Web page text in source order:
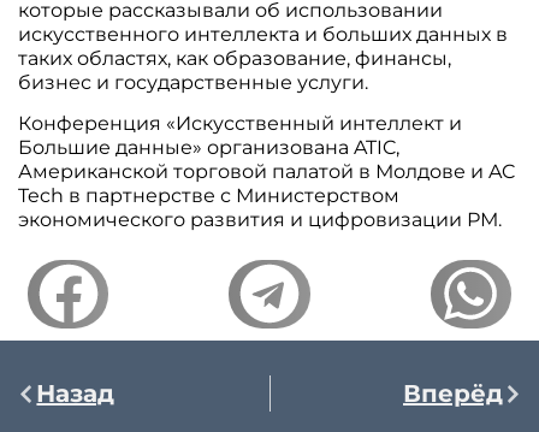
которые рассказывали об использовании
искусственного интеллекта и больших данных в
таких областях, как образование, финансы,
бизнес и государственные услуги.
Конференция «Искусственный интеллект и
Большие данные» организована ATIC,
Американской торговой палатой в Молдове и AC
Tech в партнерстве с Министерством
экономического развития и цифровизации РМ.
Назад Вперёд